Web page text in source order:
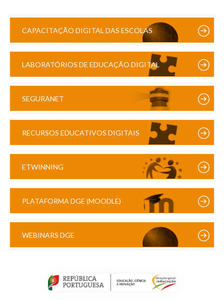
CAPACITAÇÃO DIGITAL DAS ESCOLAS
LABORATÓRIOS DE EDUCAÇÃO DIGITAL
SEGURANET
RECURSOS EDUCATIVOS DIGITAIS
ETWINNING
PLATAFORMA DGE (MOODLE)
WEBINARS DGE